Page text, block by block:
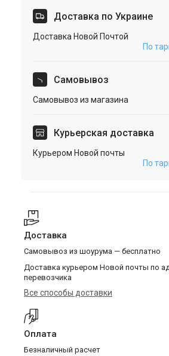
Доставка по Украине
Доставка Новой Почтой
По
Cамовывоз
Самовывоз из магазина
Курьерская доставка
Курьером Новой почты
По
Доставка
Самовывоз из шоурума — бесплатно
Доставка курьером Новой почты по
перевозчика
Все способы доставки
Оплата
Безналичный расчет